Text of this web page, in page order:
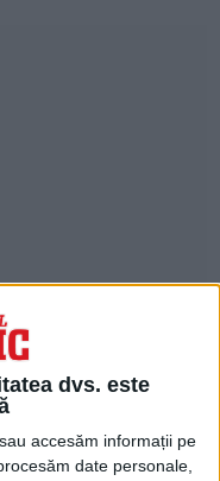
dvs. este
accesăm informații pe
date personale,
devenit o
antifasciști și,
cu
Reale au